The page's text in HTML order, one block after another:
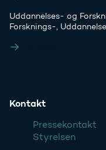
Uddannelses- og
Forsknings-,
Kontakt
Pressekontakt
Styrelsen